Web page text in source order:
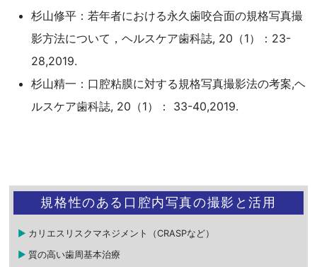
杉山修平：若年者における永久歯咬合面の規格写真撮
影方法について，ヘルスケア歯科誌, 20（1）：23-
28,2019.
杉山精一：口腔粘膜に対する規格写真撮影法の考案,ヘ
ルスケア歯科誌, 20（1）： 33-40,2019.
規格性のある口腔内写真の撮影と活用
カリエスリスクマネジメント（CRASPなど）
質の高い歯周基本治療